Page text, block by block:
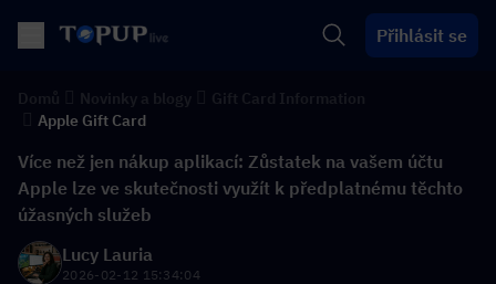
Přihlásit se
Apple Gift Card
Více než jen nákup aplikací: Zůstatek na vašem účtu
Apple lze ve skutečnosti využít k předplatnému těchto
úžasných služeb
Lucy Lauria
2026-02-12 15:34:04